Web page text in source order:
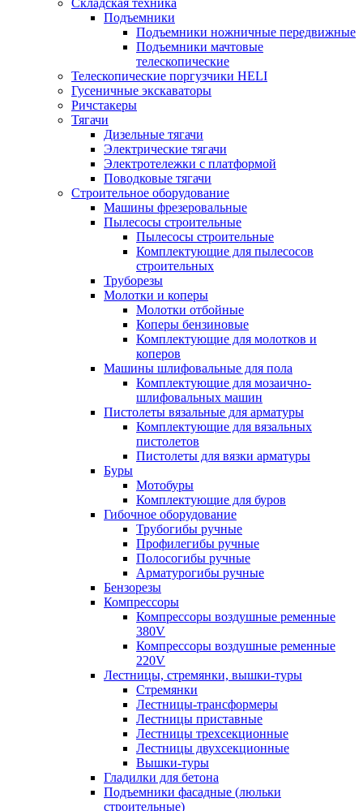
Складская техника
Подъемники
Подъемники ножничные передвижные
Подъемники мачтовые
телескопические
Телескопические поргузчики HELI
Гусеничные экскаваторы
Ричстакеры
Тягачи
Дизельные тягачи
Электрические тягачи
Электротележки с платформой
Поводковые тягачи
Строительное оборудование
Машины фрезеровальные
Пылесосы строительные
Пылесосы строительные
Комплектующие для пылесосов
строительных
Труборезы
Молотки и коперы
Молотки отбойные
Коперы бензиновые
Комплектующие для молотков и
коперов
Машины шлифовальные для пола
Комплектующие для мозаично-
шлифовальных машин
Пистолеты вязальные для арматуры
Комплектующие для вязальных
пистолетов
Пистолеты для вязки арматуры
Буры
Мотобуры
Комплектующие для буров
Гибочное оборудование
Трубогибы ручные
Профилегибы ручные
Полосогибы ручные
Арматурогибы ручные
Бензорезы
Компрессоры
Компрессоры воздушные ременные
380V
Компрессоры воздушные ременные
220V
Лестницы, стремянки, вышки-туры
Стремянки
Лестницы-трансформеры
Лестницы приставные
Лестницы трехсекционные
Лестницы двухсекционные
Вышки-туры
Гладилки для бетона
Подъемники фасадные (люльки
строительные)